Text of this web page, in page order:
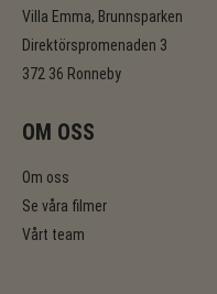
Villa Emma, Brunnsparken
Direktörspromenaden 3
372 36 Ronneby
OM OSS
Om oss
Se våra filmer
Vårt team